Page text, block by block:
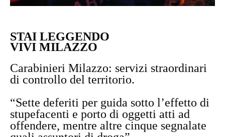
STAI LEGGENDO
VIVI MILAZZO
Carabinieri Milazzo: servizi straordinari
di controllo del territorio.
“Sette deferiti per guida sotto l’effetto di
stupefacenti e porto di oggetti atti ad
offendere, mentre altre cinque segnalate